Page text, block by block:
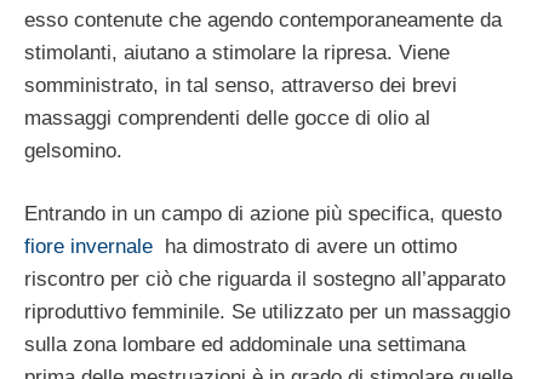
esso contenute che agendo contemporaneamente da
stimolanti, aiutano a stimolare la ripresa. Viene
somministrato, in tal senso, attraverso dei brevi
massaggi comprendenti delle gocce di olio al
gelsomino.
Entrando in un campo di azione più specifica, questo
fiore invernale ha dimostrato di avere un ottimo
riscontro per ciò che riguarda il sostegno all’apparato
riproduttivo femminile. Se utilizzato per un massaggio
sulla zona lombare ed addominale una settimana